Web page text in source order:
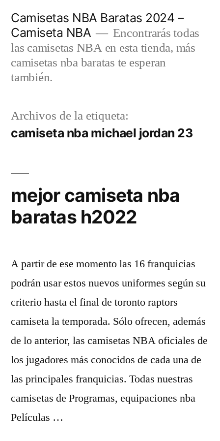
contenido
Camisetas NBA Baratas 2024 –
Camiseta NBA
Encontrarás todas
las camisetas NBA en esta tienda, más
camisetas nba baratas te esperan
también.
Archivos de la etiqueta:
camiseta nba michael jordan 23
mejor camiseta nba
baratas h2022
A partir de ese momento las 16 franquicias
podrán usar estos nuevos uniformes según su
criterio hasta el final de toronto raptors
camiseta la temporada. Sólo ofrecen, además
de lo anterior, las camisetas NBA oficiales de
los jugadores más conocidos de cada una de
las principales franquicias. Todas nuestras
camisetas de Programas, equipaciones nba
Películas …